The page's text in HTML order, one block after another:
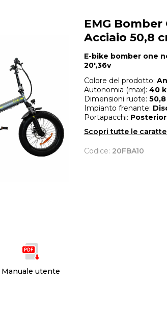
Manuale utente
EMG
Acciaio 50,8
E-bike bomber one
20',36v
Colore del prodotto:
Autonomia (max): 40
Dimensioni ruote:
Impianto frenante:
Portapacchi:
Scopri tutte le
Codice: 20FBA10